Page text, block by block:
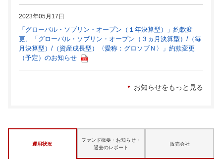
2023年05月17日
「グローバル・ソブリン・オープン（１年決算型）」約款変
更、「グローバル・ソブリン・オープン（３ヵ月決算型）/（毎
月決算型）/（資産成長型）〈愛称：グロソブＮ〉」約款変更
（予定）のお知らせ
お知らせをもっと見る
運用状況
ファンド概要・お知らせ・
過去のレポート
販売会社